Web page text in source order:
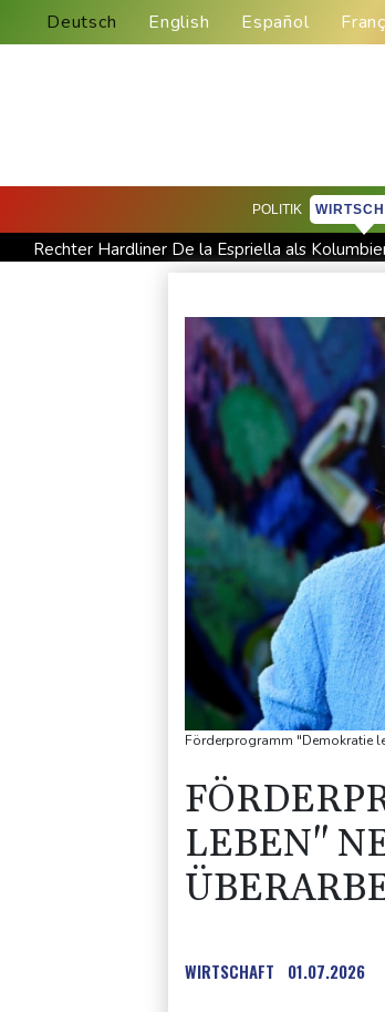
Deutsch English Español
POLITIK
Rechter Hardliner De la Espriella als
Trump macht erneut Druck auf Zentralbank-
Eurojackpot geknackt: Mehr als 32 Millionen
Mindestens zehn Tote bei Angriffen der pro-
Förderprogramm "Demokratie
LEBEN"
WIRTSCHAFT 01.07.2026